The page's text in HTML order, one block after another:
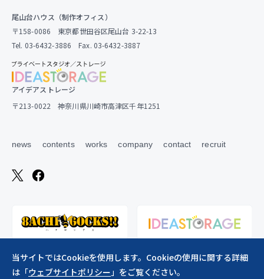
尾山台ハウス（制作オフィス）
〒158-0086 東京都世田谷区尾山台 3-22-13
Tel. 03-6432-3886 Fax. 03-6432-3887
アイデアストレージ
〒213-0022 神奈川県川崎市高津区千年1251
news contents works company contact recruit
当サイトではCookieを使用します。Cookieの使用に関する詳細
は「ウェブサイトポリシー」をご覧ください。